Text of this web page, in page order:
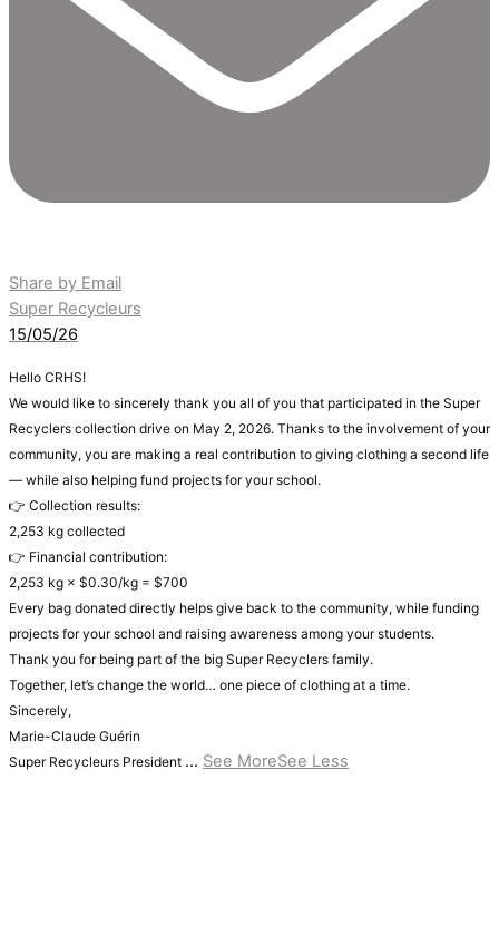
Share by Email
Super Recycleurs
15/05/26
Hello CRHS!
We would like to sincerely thank you all of you that participated in the Super
Recyclers collection drive on May 2, 2026. Thanks to the involvement of your
community, you are making a real contribution to giving clothing a second life
— while also helping fund projects for your school.
👉 Collection results:
2,253 kg collected
👉 Financial contribution:
2,253 kg × $0.30/kg = $700
Every bag donated directly helps give back to the community, while funding
projects for your school and raising awareness among your students.
Thank you for being part of the big Super Recyclers family.
Together, let’s change the world… one piece of clothing at a time.
Sincerely,
Marie-Claude Guérin
Super Recycleurs President ... See MoreSee Less